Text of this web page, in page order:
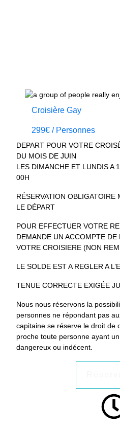
Croisière Gay
299€ / Personnes
DEPART POUR VOTRE
DU MOIS DE JUIN
LES DIMANCHE ET LUNDIS A
00H
RÉSERVATION OBLIGATOIRE
LE DÉPART
POUR EFFECTUER VOTRE
DEMANDE UN ACCOMPTE
VOTRE CROISIERE (NON
LE SOLDE EST A REGLER A
TENUE CORRECTE EXIGÉE
Nous nous réservons la
personnes ne répondant pas
capitaine se réserve le droit de
proche toute personne ayant
dangereux ou indécent.